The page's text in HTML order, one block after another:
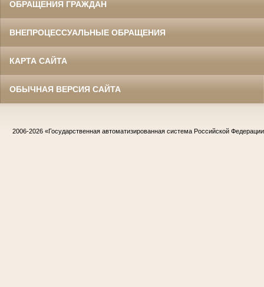
ОБРАЩЕНИЯ ГРАЖДАН
ВНЕПРОЦЕССУАЛЬНЫЕ ОБРАЩЕНИЯ
КАРТА САЙТА
ОБЫЧНАЯ ВЕРСИЯ САЙТА
2006-2026 «Государственная автоматизированная система Российской